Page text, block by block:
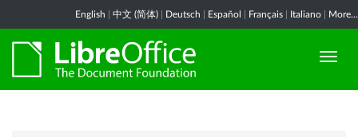
English 中文 (简体) Deutsch Español Français Italiano More...